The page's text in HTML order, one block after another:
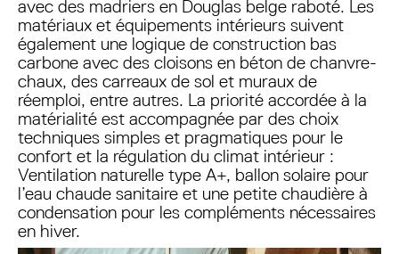
avec des madriers en Douglas belge raboté. Les
matériaux et équipements intérieurs suivent
également une logique de construction bas
carbone avec des cloisons en béton de chanvre-
chaux, des carreaux de sol et muraux de
réemploi, entre autres. La priorité accordée à la
matérialité est accompagnée par des choix
techniques simples et pragmatiques pour le
confort et la régulation du climat intérieur :
Ventilation naturelle type A+, ballon solaire pour
l’eau chaude sanitaire et une petite chaudière à
condensation pour les compléments nécessaires
en hiver.